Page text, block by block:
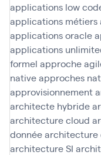
applications low
applications métiers
applications oracle
applications
formel approche
nativeapproches
approvisionnement
architecte hybride
architecture cloud
donnéearchitecture
architecture SI